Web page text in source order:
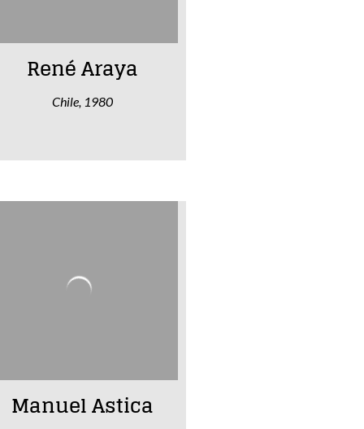
René Araya
Chile, 1980
Manuel Astica